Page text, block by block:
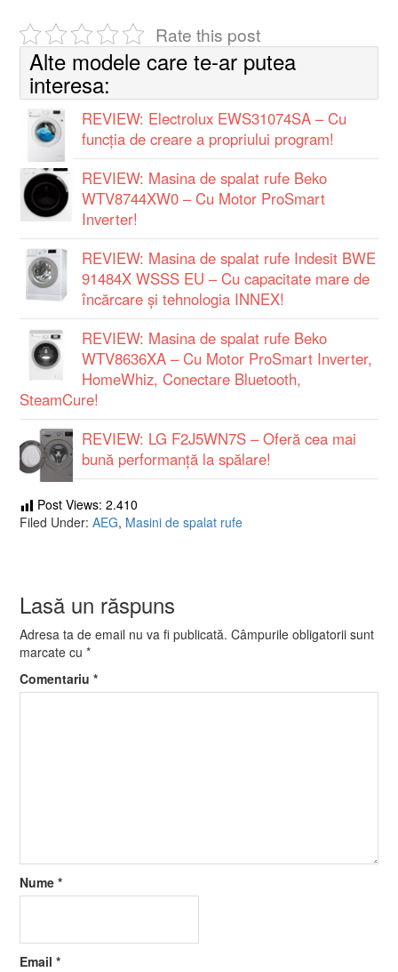
Rate this post
Alte modele care te-ar putea
interesa:
REVIEW: Electrolux EWS31074SA – Cu
funcția de creare a propriului program!
REVIEW: Masina de spalat rufe Beko
WTV8744XW0 – Cu Motor ProSmart
Inverter!
REVIEW: Masina de spalat rufe Indesit BWE
91484X WSSS EU – Cu capacitate mare de
încărcare și tehnologia INNEX!
REVIEW: Masina de spalat rufe Beko
WTV8636XA – Cu Motor ProSmart Inverter,
HomeWhiz, Conectare Bluetooth,
SteamCure!
REVIEW: LG F2J5WN7S – Oferă cea mai
bună performanță la spălare!
Post Views: 2.410
Filed Under:AEG, Masini de spalat rufe
Lasă un răspuns
Adresa ta de email nu va fi publicată. Câmpurile obligatorii sunt
marcate cu*
Comentariu*
Nume*
Email*